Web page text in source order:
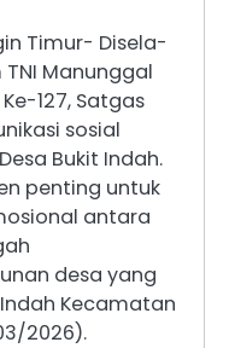
Timur- Disela-
Manunggal
127, Satgas
sosial
Bukit Indah.
penting untuk
antara
desa yang
Kecamatan
2026).